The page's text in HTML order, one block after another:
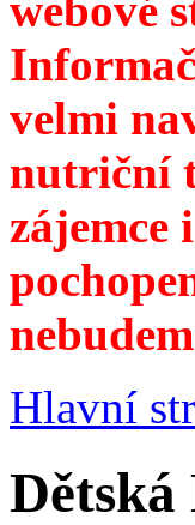
webové
velmi
nutriční
zájemce
Hlavní